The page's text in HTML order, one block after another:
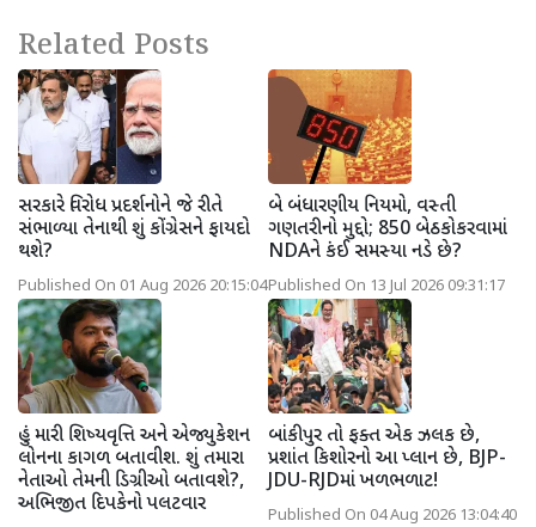
Related Posts
સરકારે વિરોધ પ્રદર્શનોને જે રીતે
સંભાળ્યા તેનાથી શું કોંગ્રેસને ફાયદો
થશે?
Published On 01 Aug 2026 20:15:04
બે બંધારણીય નિયમો, વસ્તી
ગણતરીનો મુદ્દો; 850 બેઠકોકરવામાં
NDAને કંઈ સમસ્યા નડે છે?
Published On 13 Jul 2026 09:31:17
હું મારી શિષ્યવૃત્તિ અને એજ્યુકેશન
લોનના કાગળ બતાવીશ. શું તમારા
નેતાઓ તેમની ડિગ્રીઓ બતાવશે?,
અભિજીત દિપકેનો પલટવાર
બાંકીપુર તો ફક્ત એક ઝલક છે,
પ્રશાંત કિશોરનો આ પ્લાન છે, BJP-
JDU-RJDમાં ખળભળાટ!
Published On 04 Aug 2026 13:04:40